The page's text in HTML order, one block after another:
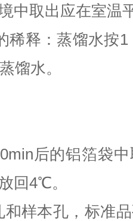
中取出应在室温
稀释：蒸馏水按
馏水。
后的铝箔袋
回4℃。
样本孔，标准